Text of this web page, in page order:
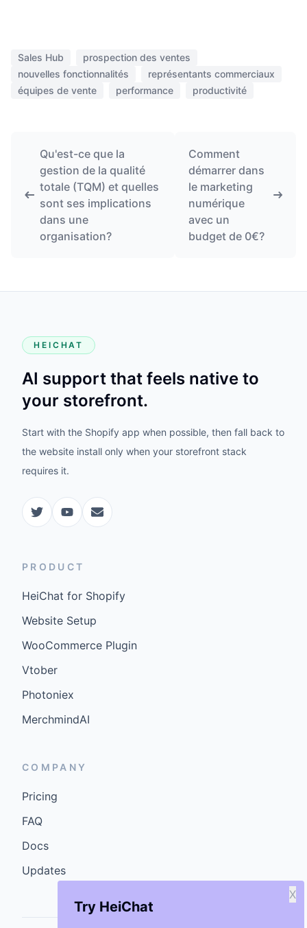
Try HeiChat
X
Sales Hub
prospection des ventes
nouvelles fonctionnalités
représentants commerciaux
équipes de vente
performance productivité
Qu'est-ce que la
gestion de la qualité
totale (TQM) et quelles
sont ses implications
dans une
organisation?
Comment
démarrer dans
le marketing
numérique
avec un
budget de 0€?
HEICHAT
AI support that feels native to
your storefront.
Start with the Shopify app when possible, then fall back to
the website install only when your storefront stack
requires it.
PRODUCT
HeiChat for Shopify
Website Setup
WooCommerce Plugin
Vtober
Photoniex
MerchmindAI
COMPANY
Pricing
FAQ
Docs
Updates